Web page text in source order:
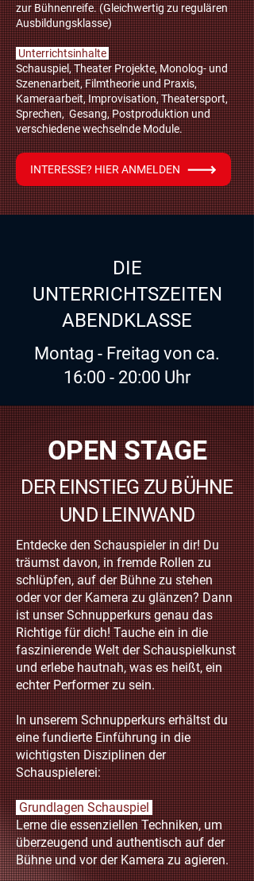
zur Bühnenreife. (Gleichwertig zu regulären
Ausbildungsklasse)
Unterrichtsinhalte
Schauspiel, Theater Projekte, Monolog- und
Szenenarbeit, Filmtheorie und Praxis,
Kameraarbeit, Improvisation, Theatersport,
Sprechen, Gesang, Postproduktion und
verschiedene wechselnde Module.
INTERESSE? HIER ANMELDEN
DIE
UNTERRICHTSZEITEN
ABENDKLASSE
Montag - Freitag von ca.
16:00 - 20:00 Uhr
OPEN STAGE
DER EINSTIEG ZU BÜHNE
UND LEINWAND
Entdecke den Schauspieler in dir! Du
träumst davon, in fremde Rollen zu
schlüpfen, auf der Bühne zu stehen
oder vor der Kamera zu glänzen? Dann
ist unser Schnupperkurs genau das
Richtige für dich! Tauche ein in die
faszinierende Welt der Schauspielkunst
und erlebe hautnah, was es heißt, ein
echter Performer zu sein.
In unserem Schnupperkurs erhältst du
eine fundierte Einführung in die
wichtigsten Disziplinen der
Schauspielerei:
Grundlagen Schauspiel
Lerne die essenziellen Techniken, um
überzeugend und authentisch auf der
Bühne und vor der Kamera zu agieren.